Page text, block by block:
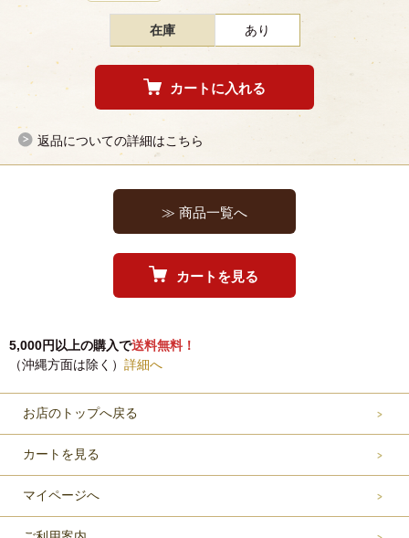
在庫 あり
返品についての詳細はこちら
≫ 商品一覧へ
カートを見る
5,000円以上の購入で送料無料！
（沖縄方面は除く） 詳細へ
お店のトップへ戻る
カートを見る
マイページへ